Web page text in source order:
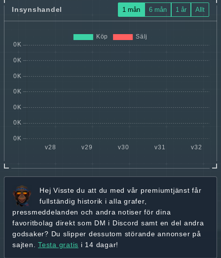
Insynshandel 1 mån 6 mån 1 år Allt
Hej Visste du att du med vår premiumtjänst får
fullständig historik i alla grafer,
pressmeddelanden och andra notiser för dina
favoritbolag direkt som DM i Discord samt en del andra
godsaker? Du slipper dessutom störande annonser på
sajten. Testa gratis i 14 dagar!